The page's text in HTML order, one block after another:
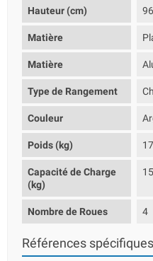
Hauteur (cm) 96
Matière
Matière
Type de Rangement
Couleur
Poids (kg)
Capacité de Charge
(kg)
Nombre de Roues 4
Références spécifiques